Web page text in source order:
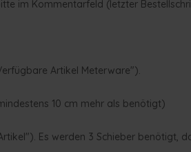
im Kommentarfeld (letzter
Artikel Meterware").
10 cm mehr als benötigt)
Es werden 3 Schieber benötigt,